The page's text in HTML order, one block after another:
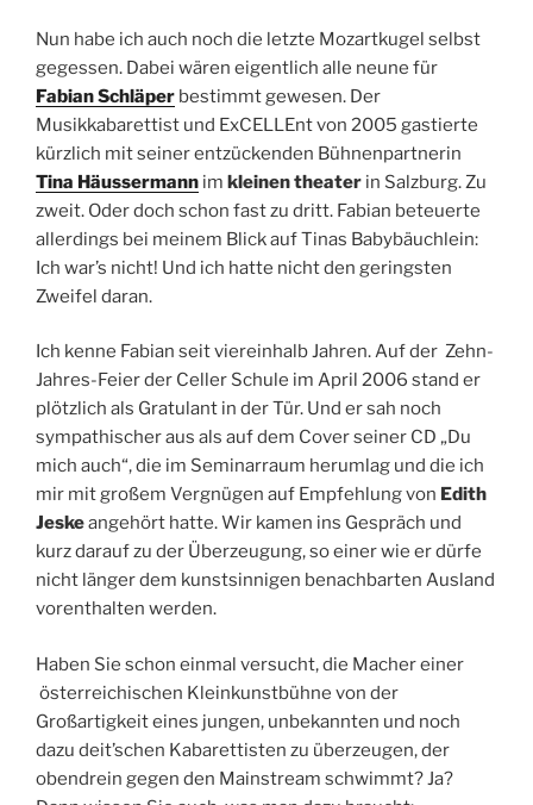
Nun habe ich auch noch die letzte Mozartkugel selbst
gegessen. Dabei wären eigentlich alle neune für
Fabian Schläper bestimmt gewesen. Der
Musikkabarettist und ExCELLEnt von 2005 gastierte
kürzlich mit seiner entzückenden Bühnenpartnerin
Tina Häussermann im kleinen theater in Salzburg. Zu
zweit. Oder doch schon fast zu dritt. Fabian beteuerte
allerdings bei meinem Blick auf Tinas Babybäuchlein:
Ich war’s nicht! Und ich hatte nicht den geringsten
Zweifel daran.
Ich kenne Fabian seit viereinhalb Jahren. Auf der Zehn-
Jahres-Feier der Celler Schule im April 2006 stand er
plötzlich als Gratulant in der Tür. Und er sah noch
sympathischer aus als auf dem Cover seiner CD „Du
mich auch“, die im Seminarraum herumlag und die ich
mir mit großem Vergnügen auf Empfehlung von Edith
Jeskeangehört hatte. Wir kamen ins Gespräch und
kurz darauf zu der Überzeugung, so einer wie er dürfe
nicht länger dem kunstsinnigen benachbarten Ausland
vorenthalten werden.
Haben Sie schon einmal versucht, die Macher einer
österreichischen Kleinkunstbühne von der
Großartigkeit eines jungen, unbekannten und noch
dazu deit’schen Kabarettisten zu überzeugen, der
obendrein gegen den Mainstream schwimmt? Ja?